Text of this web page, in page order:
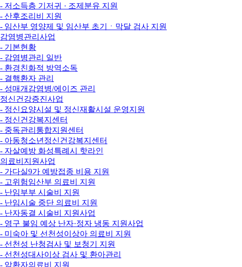
- 저소득층 기저귀 · 조제분유 지원
- 산후조리비 지원
- 임산부 영양제 및 임산부 초기ㆍ막달 검사 지원
감염병관리사업
- 기본현황
- 감염병관리 일반
- 환경친화적 방역소독
- 결핵환자 관리
- 성매개감염병/에이즈 관리
정신건강증진사업
- 정신요양시설 및 정신재활시설 운영지원
- 정신건강복지센터
- 중독관리통합지원센터
- 아동청소년정신건강복지센터
- 자살예방 화성특례시 핫라인
의료비지원사업
- 가다실9가 예방접종 비용 지원
- 고위험임산부 의료비 지원
- 난임부부 시술비 지원
- 난임시술 중단 의료비 지원
- 난자동결 시술비 지원사업
- 영구 불임 예상 난자·정자 냉동 지원사업
- 미숙아 및 선천성이상아 의료비 지원
- 선천성 난청검사 및 보청기 지원
- 선천성대사이상 검사 및 환아관리
- 암환자의료비 지원